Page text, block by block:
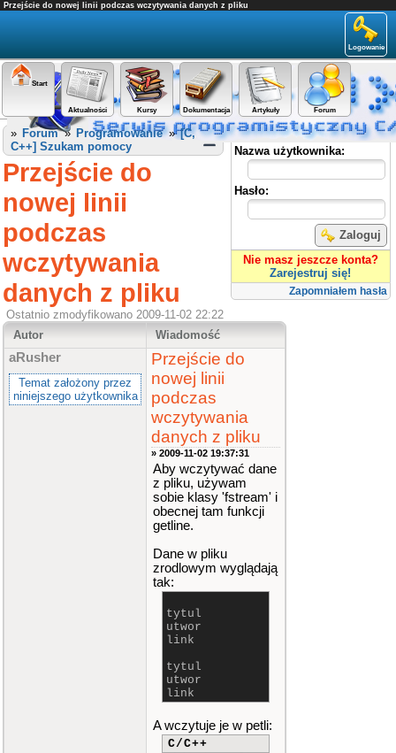
Przejście do nowej linii podczas wczytywania danych z pliku
Logowanie
Start
Aktualności Kursy Dokumentacja Artykuły Forum
Panel użytkownika
Nazwa użytkownika:
Hasło:
Zaloguj
Nie masz jeszcze konta?
Zarejestruj się!
Zapomniałem hasła
» Forum» Programowanie»[C,
C++] Szukam pomocy
Przejście do
nowej linii
podczas
wczytywania
danych z pliku
Ostatnio zmodyfikowano 2009-11-02 22:22
Autor
Wiadomość
aRusher
Temat założony przez
niniejszego użytkownika
Przejście do
nowej linii
podczas
wczytywania
danych z pliku
» 2009-11-02 19:37:31
Aby wczytywać dane
z pliku, używam
sobie klasy 'fstream' i
obecnej tam funkcji
getline.
Dane w pliku
zrodlowym wyglądają
tak:
tytul
utwor
link
tytul
utwor
link
A wczytuje je w petli:
C/C++